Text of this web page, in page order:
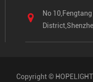
No
Copyright ©